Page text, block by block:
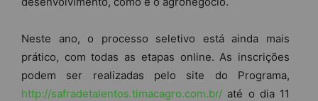
Neste ano, o processo seletivo está ainda mais
prático, com todas as etapas online. As inscrições
podem ser realizadas pelo site do Programa,
http://safradetalentos.timacagro.com.br/ até o dia 11